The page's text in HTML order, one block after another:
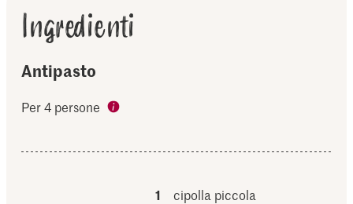
Ingredienti
Antipasto
Per 4 persone
1
cipolla piccola